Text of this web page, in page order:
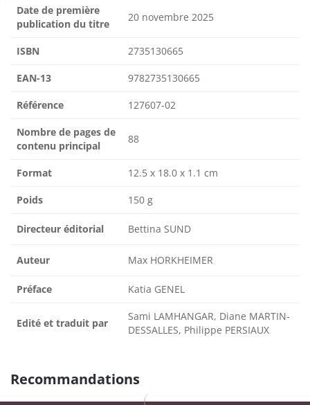
Date de première
publication du titre
20 novembre 2025
ISBN 2735130665
EAN-13 9782735130665
Référence 127607-02
Nombre de pages de
contenu principal
88
Format 12.5 x 18.0 x 1.1 cm
Poids 150 g
Directeur éditorial Bettina SUND
Auteur Max HORKHEIMER
Préface Katia GENEL
Edité et traduit par
Sami LAMHANGAR, Diane MARTIN-
DESSALLES, Philippe PERSIAUX
Recommandations